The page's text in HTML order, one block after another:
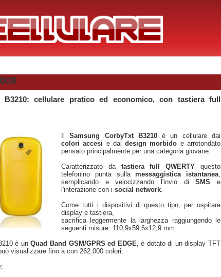
B3210: cellulare pratico ed economico, con tastiera full
IlSamsung CorbyTxt B3210è un cellulare dai
colori accesi e daldesign morbido e arrotondato
pensato principalmente per una categoria giovane.
Caratterizzato da tastiera full QWERTY questo
telefonino punta sullamessaggistica istantanea
semplicando e velocizzando l'invio diSMS e
l'interazione con i social network
Come tutti i dispositivi di questo tipo, per ospitare
display e tastiera,
sacrifica leggermente la larghezza raggiungendo le
seguenti misure: 110,9x59,6x12,9 mm.
è unQuad Band GSM/GPRS ed EDGE , è dotato di un display TFT
visualizzare fino a con 262.000 colori.